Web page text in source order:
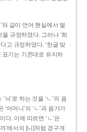
와 같이 언어 현실에서 멀
규정하였다. 그러나 ‘희
고 규정하였다. ‘한글 맞
표기는 기존대로 유지하
늬’로 하는 것을 ‘ㄴ’의 음
‘어머니’의 ‘ㄴ’과 음가가
다. 이에 따르면 ‘ㄴ’은
’에서의 [니]처럼 경구개